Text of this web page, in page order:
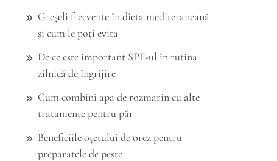
Greșeli frecvente în dieta mediteraneană
și cum le poți evita
De ce este important SPF-ul în rutina
zilnică de îngrijire
Cum combini apa de rozmarin cu alte
tratamente pentru păr
Beneficiile oțetului de orez pentru
preparatele de pește